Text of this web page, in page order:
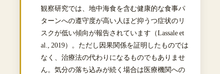
観察研究では、地中海食を含む健康的な食事パ
ターンへの遵守度が高い人ほど抑うつ症状のリ
スクが低い傾向が報告されています（Lassale et
al., 2019）。ただし因果関係を証明したものでは
なく、治療法の代わりになるものでもありませ
ん。気分の落ち込みが続く場合は医療機関への